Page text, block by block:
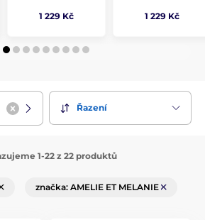
1 229 Kč 1 229 Kč
Řazení
1-22 z 22 produktů
značka: AMELIE ET MELANIE